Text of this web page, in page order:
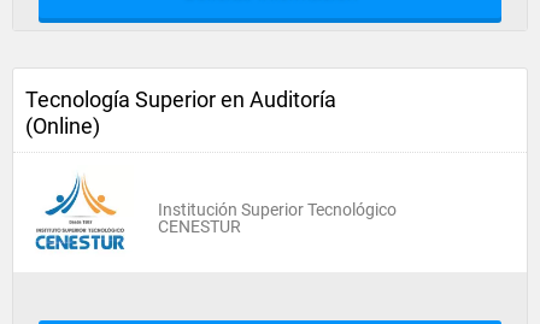
Tecnología Superior en Auditoría
(Online)
Institución Superior Tecnológico
CENESTUR